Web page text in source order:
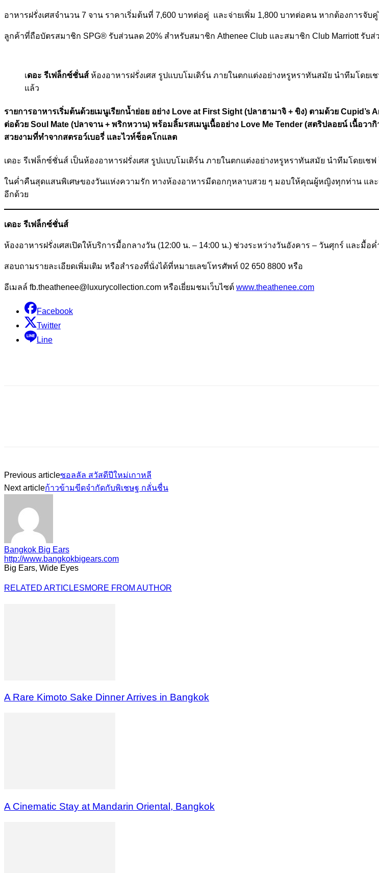
อาหารฝรั่งเศสจำนวน 7 จาน ราคาเริ่มต้นที่ 7,600 บาทต่อคู่ และจ่ายเพิ่ม 1,800 บาทต่อคน หากต้องการจับ
ลูกค้าที่ถือบัตรสมาชิก SPG® รับส่วนลด 20% สำหรับสมาชิก Athenee Club และสมาชิก Club Marriott รับส่
เดอะ รีเฟล็กซ์ชั่นส์ ห้องอาหารฝรั่งเศส รูปแบบโมเดิร์น ภายในตกแต่งอย่างหรูหราทันสมัย นำทีมโด
แล้ว
รายการอาหารเริ่มต้นด้วยเมนูเรียกน้ำย่อย อย่าง Love at First Sight (ปลาฮามาจิ + ขิง) ตามด้วย
ต่อด้วย Soul Mate (ปลาจาน + พริกหวาน) พร้อมลิ้มรสเมนูเนื้ออย่าง Love Me Tender (สตริปลอยน์ เนื้อว
สวยงามที่ทำจากสตรอว์เบอรี่ และไวท์ช็อคโกแลต
เดอะ รีเฟล็กซ์ชั่นส์ เป็นห้องอาหารฝรั่งเศส รูปแบบโมเดิร์น ภายในตกแต่งอย่างหรูหราทันสมัย นำทีมโดยเ
ในค่ำคืนสุดแสนพิเศษของวันแห่งความรัก ทางห้องอาหารมีดอกกุหลาบสวย ๆ มอบให้คุณผู้หญิงทุกท่าน แล
อีกด้วย
เดอะ รีเฟล็กซ์ชั่นส์
ห้องอาหารฝรั่งเศสเปิดให้บริการมื้อกลางวัน (12:00 น. – 14:00 น.) ช่วงระหว่างวันอังคาร – วันศุกร์ และมื้อค่
สอบถามรายละเอียดเพิ่มเติม หรือสำรองที่นั่งได้ที่หมายเลขโทรศัพท์ 02 650 8800 หรือ
อีเมลล์ fb.theathenee@luxurycollection.com หรือเยี่ยมชมเว็บไซต์ www.theathenee.com
Facebook
Twitter
Line
Previous articleซอลลัล สวัสดีปีใหม่เกาหลี
Next articleก้าวข้ามขีดจำกัดกับพิเชษฐ กลั่นชื่น
Bangkok Big Ears
http://www.bangkokbigears.com
Big Ears, Wide Eyes
RELATED ARTICLESMORE FROM AUTHOR
A Rare Kimoto Sake Dinner Arrives in Bangkok
A Cinematic Stay at Mandarin Oriental, Bangkok